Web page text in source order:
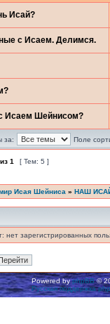
Исай?
с Исаем. Делимся.
Исаем Шейнисом?
за: Поле
из 1 [ Тем: 5 ]
Исая Шейниса » НАШ
зарегистрированных
Powered byphpBB©
Русская поддержка